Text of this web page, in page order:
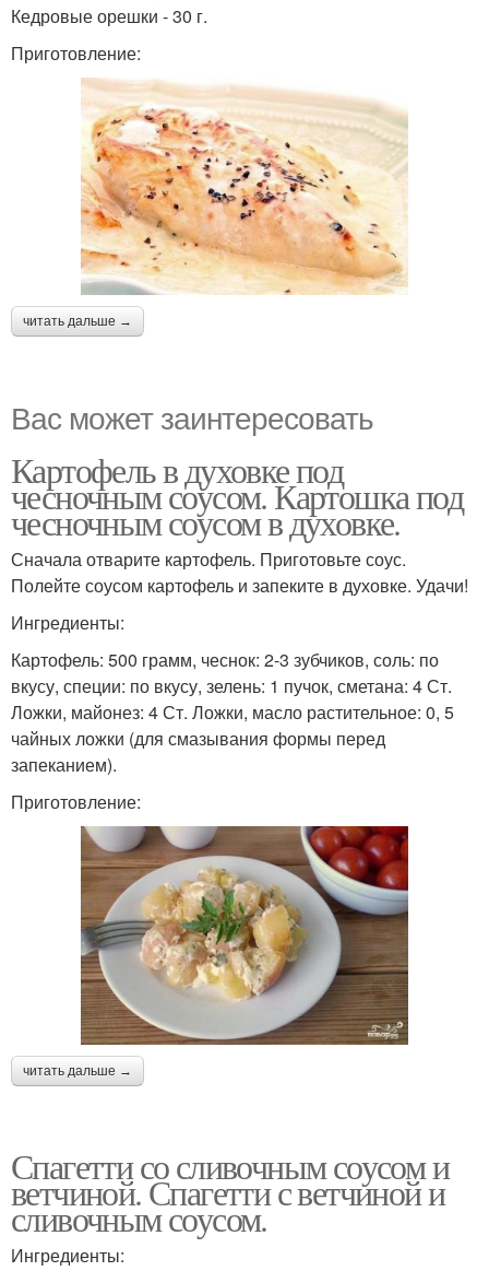
Кедровые орешки - 30 г.
Приготовление:
читать дальше →
Вас может заинтересовать
Картофель в духовке под
чесночным соусом. Картошка под
чесночным соусом в духовке.
Сначала отварите картофель. Приготовьте соус.
Полейте соусом картофель и запеките в духовке. Удачи!
Ингредиенты:
Картофель: 500 грамм, чеснок: 2-3 зубчиков, соль: по
вкусу, специи: по вкусу, зелень: 1 пучок, сметана: 4 Ст.
Ложки, майонез: 4 Ст. Ложки, масло растительное: 0, 5
чайных ложки (для смазывания формы перед
запеканием).
Приготовление:
читать дальше →
Спагетти со сливочным соусом и
ветчиной. Спагетти с ветчиной и
сливочным соусом.
Ингредиенты: